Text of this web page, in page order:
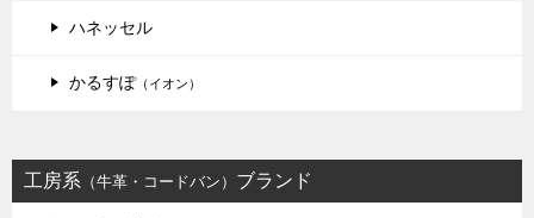
ハネッセル
かるすぽ（イオン）
工房系 （牛革・コードバン） ブランド